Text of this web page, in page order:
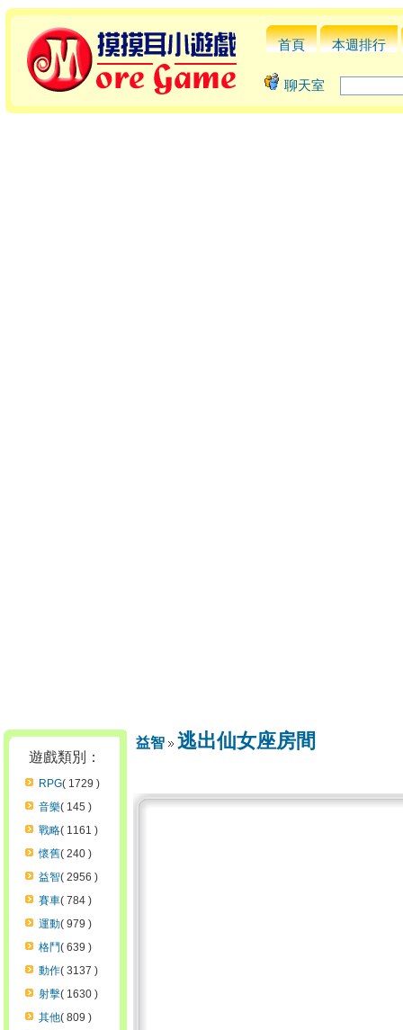
首頁 本週排行
聊天室
遊戲類別：
RPG( 1729 )
音樂( 145 )
戰略( 1161 )
懷舊( 240 )
益智( 2956 )
賽車( 784 )
運動( 979 )
格鬥( 639 )
動作( 3137 )
射擊( 1630 )
其他( 809 )
益智 逃出仙女座房間